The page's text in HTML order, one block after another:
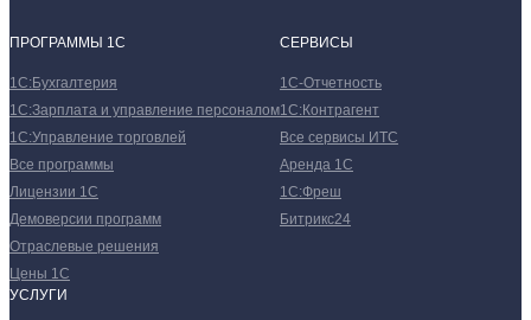
ПРОГРАММЫ 1С
1С:Бухгалтерия
1С:Зарплата и управление персоналом
1С:Управление торговлей
Все программы
Лицензии 1С
Демоверсии программ
Отраслевые решения
Цены 1С
СЕРВИСЫ
1С-Отчетность
1С:Контрагент
Все сервисы ИТС
Аренда 1С
1С:Фреш
Битрикс24
УСЛУГИ